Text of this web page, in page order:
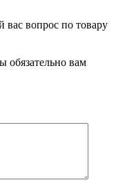
вопрос по товару
вам